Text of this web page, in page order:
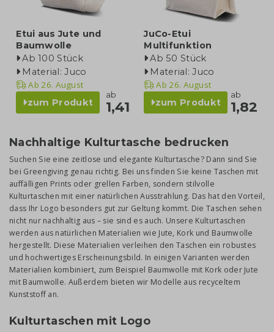
Etui aus Jute und
Baumwolle
Ab 100 Stück
Material: Juco
Ab 26. August
zum Produkt
ab
1,41
JuCo-Etui
Multifunktion
Ab 50 Stück
Material: Juco
Ab 26. August
zum Produkt
ab
1,82
Nachhaltige Kulturtasche bedrucken
Suchen Sie eine zeitlose und elegante Kulturtasche? Dann sind Sie
bei Greengiving genau richtig. Bei uns finden Sie keine Taschen mit
auffälligen Prints oder grellen Farben, sondern stilvolle
Kulturtaschen mit einer natürlichen Ausstrahlung. Das hat den Vorteil,
dass Ihr Logo besonders gut zur Geltung kommt. Die Taschen sehen
nicht nur nachhaltig aus – sie sind es auch. Unsere Kulturtaschen
werden aus natürlichen Materialien wie Jute, Kork und Baumwolle
hergestellt. Diese Materialien verleihen den Taschen ein robustes
und hochwertiges Erscheinungsbild. In einigen Varianten werden
Materialien kombiniert, zum Beispiel Baumwolle mit Kork oder Jute
mit Baumwolle. Außerdem bieten wir Modelle aus recyceltem
Kunststoff an.
Kulturtaschen mit Logo